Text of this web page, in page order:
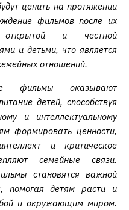
ценить на протяжении
фильмов после их
открытой и честной
и детьми, что является
отношений.
фильмы оказывают
детей, способствуя
и интеллектуальному
формировать ценности,
и критическое
семейные связи.
становятся важной
помогая детям расти и
и окружающим миром.